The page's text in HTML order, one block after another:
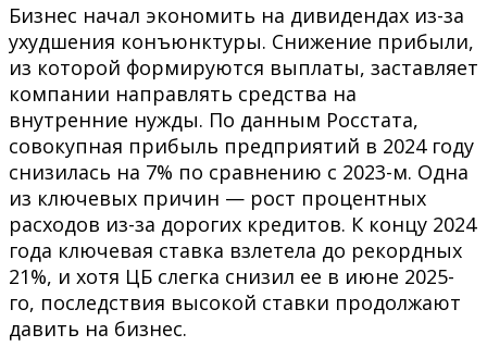
Бизнес начал экономить на дивидендах из-за
ухудшения конъюнктуры. Снижение прибыли,
из которой формируются выплаты, заставляет
компании направлять средства на
внутренние нужды. По данным Росстата,
совокупная прибыль предприятий в 2024 году
снизилась на 7% по сравнению с 2023-м. Одна
из ключевых причин — рост процентных
расходов из-за дорогих кредитов. К концу 2024
года ключевая ставка взлетела до рекордных
21%, и хотя ЦБ слегка снизил ее в июне 2025-
го, последствия высокой ставки продолжают
давить на бизнес.